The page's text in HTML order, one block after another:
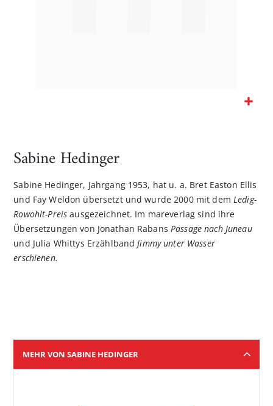
Bildgalerie
Sabine Hedinger
Sabine Hedinger, Jahrgang 1953, hat u. a. Bret Easton Ellis
und Fay Weldon übersetzt und wurde 2000 mit dem Ledig-
Rowohlt-Preis ausgezeichnet. Im mareverlag sind ihre
Übersetzungen von Jonathan Rabans Passage nach Juneau
und Julia Whittys Erzählband Jimmy unter Wasser
erschienen.
MEHR VON SABINE HEDINGER